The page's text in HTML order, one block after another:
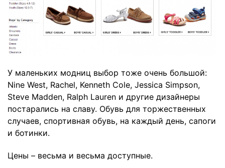
У маленьких модниц выбор тоже очень большой:
Nine West, Rachel, Kenneth Cole, Jessica Simpson,
Steve Madden, Ralph Lauren и другие дизайнеры
постарались на славу. Обувь для торжественных
случаев, спортивная обувь, на каждый день, сапоги
и ботинки.
Цены – весьма и весьма доступные.